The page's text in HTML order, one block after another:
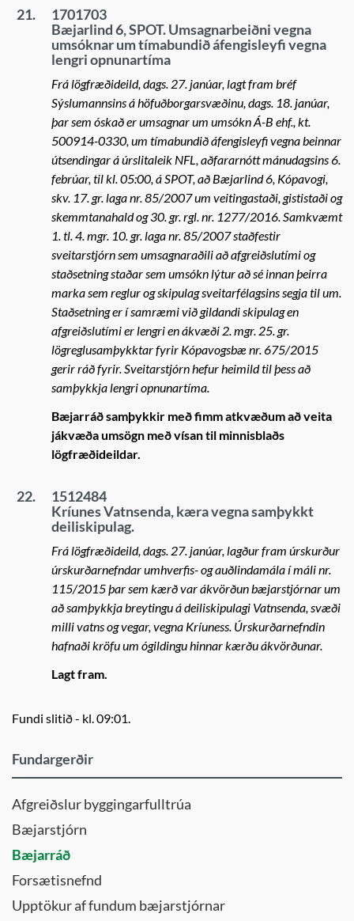
21.
1701703
Bæjarlind 6, SPOT. Umsagnarbeiðni vegna
umsóknar um tímabundið áfengisleyfi vegna
lengri opnunartíma
Frá lögfræðideild, dags. 27. janúar, lagt fram bréf
Sýslumannsins á höfuðborgarsvæðinu, dags. 18. janúar,
þar sem óskað er umsagnar um umsókn Á-B ehf., kt.
500914-0330, um tímabundið áfengisleyfi vegna beinnar
útsendingar á úrslitaleik NFL, aðfararnótt mánudagsins 6.
febrúar, til kl. 05:00, á SPOT, að Bæjarlind 6, Kópavogi,
skv. 17. gr. laga nr. 85/2007 um veitingastaði, gististaði og
skemmtanahald og 30. gr. rgl. nr. 1277/2016. Samkvæmt
1. tl. 4. mgr. 10. gr. laga nr. 85/2007 staðfestir
sveitarstjórn sem umsagnaraðili að afgreiðslutími og
staðsetning staðar sem umsókn lýtur að sé innan þeirra
marka sem reglur og skipulag sveitarfélagsins segja til um.
Staðsetning er í samræmi við gildandi skipulag en
afgreiðslutími er lengri en ákvæði 2. mgr. 25. gr.
lögreglusamþykktar fyrir Kópavogsbæ nr. 675/2015
gerir ráð fyrir. Sveitarstjórn hefur heimild til þess að
samþykkja lengri opnunartíma.
Bæjarráð samþykkir með fimm atkvæðum að veita
jákvæða umsögn með vísan til minnisblaðs
lögfræðideildar.
22.
1512484
Kríunes Vatnsenda, kæra vegna samþykkt
deiliskipulag.
Frá lögfræðideild, dags. 27. janúar, lagður fram úrskurður
úrskurðarnefndar umhverfis- og auðlindamála í máli nr.
115/2015 þar sem kærð var ákvörðun bæjarstjórnar um
að samþykkja breytingu á deiliskipulagi Vatnsenda, svæði
milli vatns og vegar, vegna Kríuness. Úrskurðarnefndin
hafnaði kröfu um ógildingu hinnar kærðu ákvörðunar.
Lagt fram.
Fundi slitið - kl. 09:01.
Fundargerðir
Afgreiðslur byggingarfulltrúa
Bæjarstjórn
Bæjarráð
Forsætisnefnd
Upptökur af fundum bæjarstjórnar